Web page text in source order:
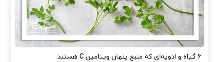
۶ گیاه و ادویه‌ای که منبع پنهان ویتامین C هستند